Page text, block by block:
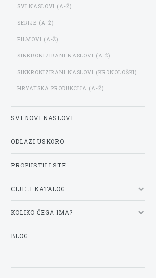
SVI NASLOVI (A-Ž)
SERIJE (A-Ž)
FILMOVI (A-Ž)
SINKRONIZIRANI NASLOVI (A-Ž)
SINKRONIZIRANI NASLOVI (KRONOLOŠKI)
HRVATSKA PRODUKCIJA (A-Ž)
SVI NOVI NASLOVI
ODLAZI USKORO
PROPUSTILI STE
CIJELI KATALOG
KOLIKO ČEGA IMA?
BLOG